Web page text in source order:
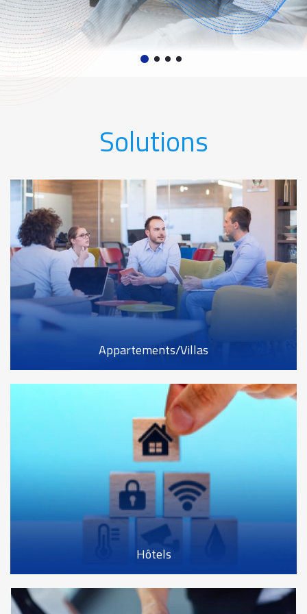
Appartements/Villas
Hôtels
Solutions